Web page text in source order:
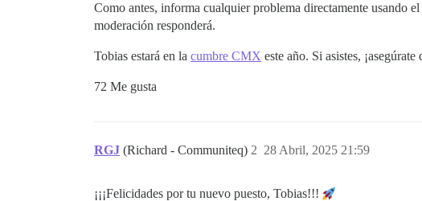
Como antes, informa cualquier problema directamente usando
moderación responderá.
Tobias estará en la cumbre CMX este año. Si asistes, ¡asegúrate
72 Me gusta
RGJ (Richard - Communiteq) 28 Abril, 2025 21:59
2
¡¡¡Felicidades por tu nuevo puesto, Tobias!!!